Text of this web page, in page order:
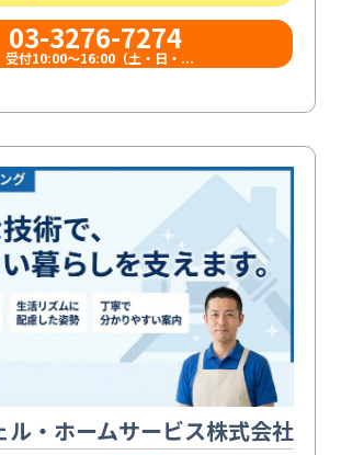
03-3276-7274
受付10:00〜16:00（土・日・...
ル・ホームサービス株式会社